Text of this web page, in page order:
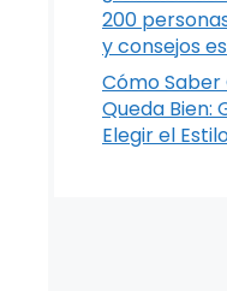
200
y consejos
Cómo Saber
Queda Bien:
Elegir el